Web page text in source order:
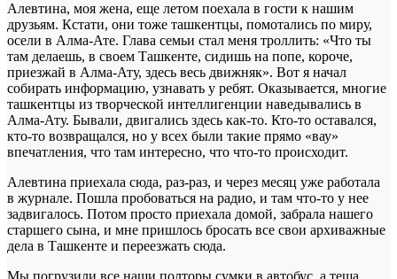
Алевтина, моя жена, еще летом поехала в гости к нашим
друзьям. Кстати, они тоже ташкентцы, помотались по миру,
осели в Алма-Ате. Глава семьи стал меня троллить: «Что ты
там делаешь, в своем Ташкенте, сидишь на попе, короче,
приезжай в Алма-Ату, здесь весь движняк». Вот я начал
собирать информацию, узнавать у ребят. Оказывается, многие
ташкентцы из творческой интеллигенции наведывались в
Алма-Ату. Бывали, двигались здесь как-то. Кто-то оставался,
кто-то возвращался, но у всех были такие прямо «вау»
впечатления, что там интересно, что что-то происходит.
Алевтина приехала сюда, раз-раз, и через месяц уже работала
в журнале. Пошла пробоваться на радио, и там что-то у нее
задвигалось. Потом просто приехала домой, забрала нашего
старшего сына, и мне пришлось бросать все свои архиважные
дела в Ташкенте и переезжать сюда.